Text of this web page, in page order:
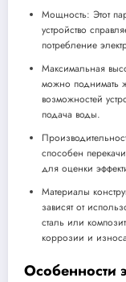
Мощность: Этот
устройство
потребление
Максимальная
можно поднимать
возможностей
подача воды.
способен
для оценки
Материалы
зависят от
сталь или
коррозии и
Особенности